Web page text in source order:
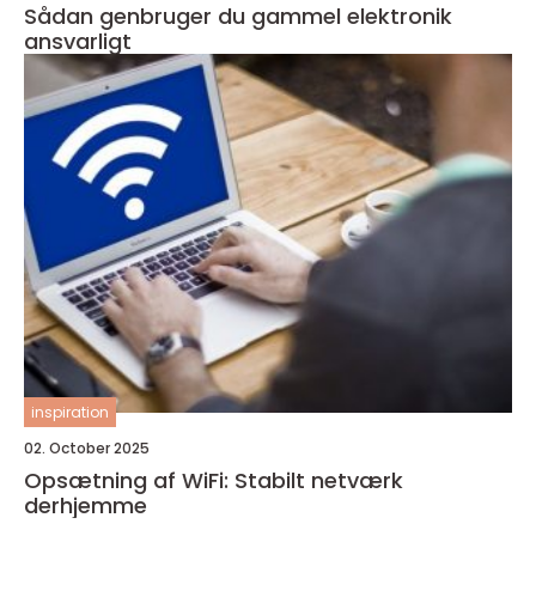
Sådan genbruger du gammel elektronik
ansvarligt
inspiration
02. October 2025
Opsætning af WiFi: Stabilt netværk
derhjemme